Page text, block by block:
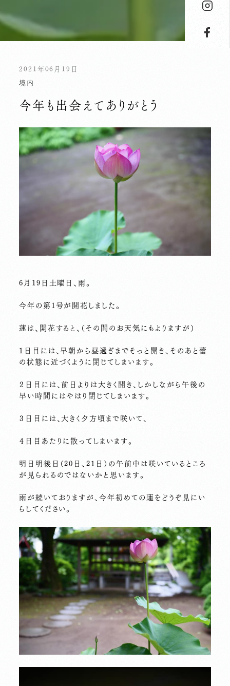
2021年06月19日
境内
今年も出会えてありがとう
6月19日土曜日、雨。
今年の第1号が開花しました。
蓮は、開花すると、（その間のお天気にもよりますが）
１日目には、早朝から昼過ぎまでそっと開き、そのあと蕾
の状態に近づくように閉じてしまいます。
２日目には、前日よりは大きく開き、しかしながら午後の
早い時間にはやはり閉じてしまいます。
３日目には、大きく夕方頃まで咲いて、
４日目あたりに散ってしまいます。
明日明後日（20日、21日）の午前中は咲いているところ
が見られるのではないかと思います。
雨が続いておりますが、今年初めての蓮をどうぞ見にい
らしてください。